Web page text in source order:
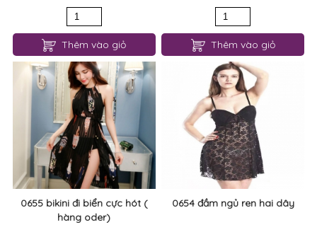
Thêm vào giỏ Thêm vào giỏ
0655 bikini đi biển cực hót (
hàng oder)
0654 đầm ngủ ren hai dây